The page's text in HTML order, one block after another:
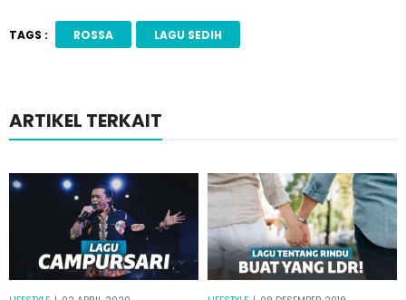
TAGS : ROSSA LAGU SEDIH
ARTIKEL TERKAIT